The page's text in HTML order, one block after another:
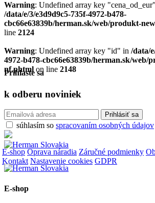
Warning: Undefined array key
/data/e/3/e3d9d9c5-735f-4972-b478-
cbc66e63839b/herman.sk/web/produkt-
line 2124
Warning: Undefined array key "id" in /data/
4972-b478-cbc66e63839b/herman.sk/web/
nf.phtml on line 2148
Prihláste sa
k odberu noviniek
súhlasím so spracovaním osobných údajov
E-shop Oprava náradia Záručné podmienky
Kontakt Nastavenie cookies GDPR
E-shop